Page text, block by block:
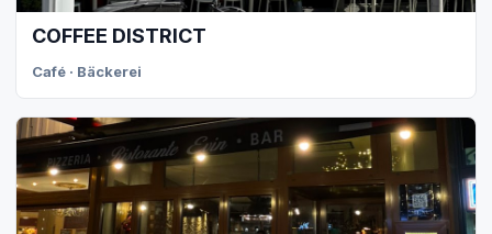
COFFEE DISTRICT
Café · Bäckerei